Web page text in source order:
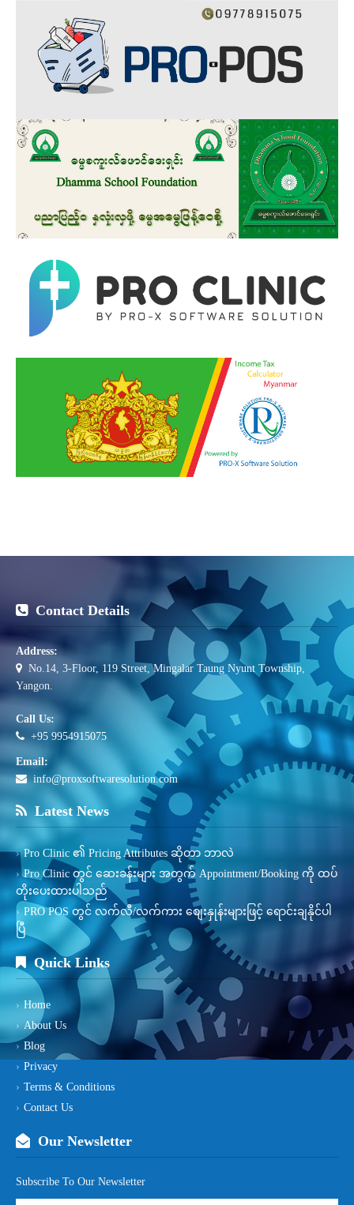
Contact Details
Address:
No.14, 3-Floor, 119 Street, Mingalar Taung Nyunt Township,
Yangon.
Call Us:
+95 9954915075
Email:
info@proxsoftwaresolution.com
Latest News
Pro Clinic ၏ Pricing Attributes ဆိုတာ ဘာလဲ
Pro Clinic တွင် ဆေးခန်းများ အတွက် Appointment/Booking ကို ထပ်
တိုးပေးထားပါသည်
PRO POS တွင် လက်လီ/လက်ကား စျေးနှုန်းများဖြင့် ရောင်းချနိုင်ပါ
ပြီ
Quick Links
Home
About Us
Blog
Privacy
Terms & Conditions
Contact Us
Our Newsletter
Subscribe To Our Newsletter